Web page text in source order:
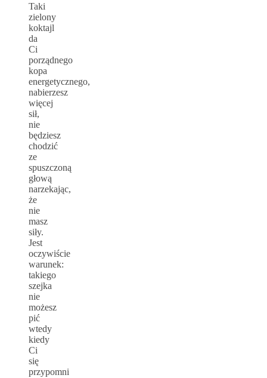
Taki
zielony
koktajl
da
Ci
porządnego
kopa
energetycznego,
nabierzesz
więcej
sił,
nie
będziesz
chodzić
ze
spuszczoną
głową
narzekając,
że
nie
masz
siły.
Jest
oczywiście
warunek:
takiego
szejka
nie
możesz
pić
wtedy
kiedy
Ci
się
przypomni